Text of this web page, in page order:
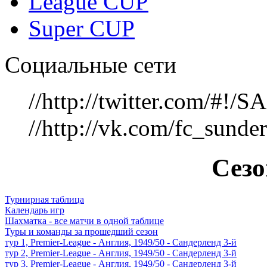
Super CUP
Социальные сети
//http://twitter.com/#!/
//http://vk.com/
Турнирная таблица
Календарь игр
Шахматка - все матчи в одной таблице
Туры и команды за прошедший сезон
тур 1, Рremier-League - Англия, 1949/50 - Сандерленд 3-й
тур 2, Рremier-League - Англия, 1949/50 - Сандерленд 3-й
тур 3, Рremier-League - Англия, 1949/50 - Сандерленд 3-й